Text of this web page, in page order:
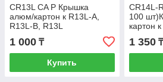
CR13L CA P Крышка
алюм/картон к R13L-A,
R13L-B, R13L
(упак.100шт) (3636.0000
Без печати)
1 000 ₸
Купить
CR14L-
100
картон
R14-A,
1 350₸